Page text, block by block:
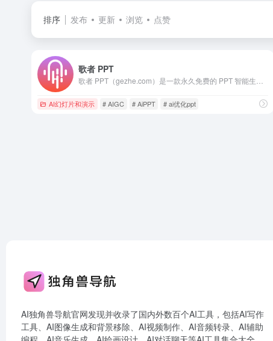
排序 发布 更新 浏览 点赞
歌者 PPT
AI幻灯片和演示 # AIGC # AiPPT # ai优化ppt
AI独角兽导航官网发现并收录了国内外数百个AI工具，包括AI写作
工具、AI图像生成和背景移除、AI视频制作、AI音频转录、AI辅助